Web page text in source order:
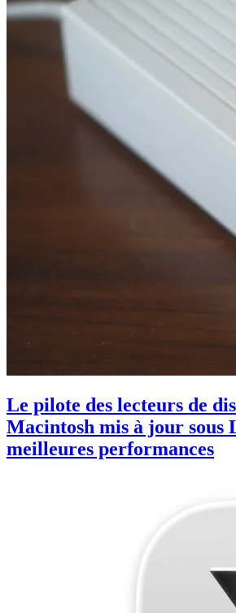
Le pilote des lecteurs de
Macintosh mis à jour sous
meilleures performances